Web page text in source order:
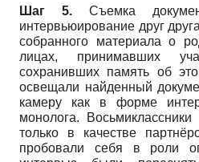
Шаг 5. Съемка
интервьюирование друг
собранного материала о
лицах, принимавших
сохранивших память об
освещали найденный
камеру как в форме
монолога.
только в качестве
пробовали себя в роли